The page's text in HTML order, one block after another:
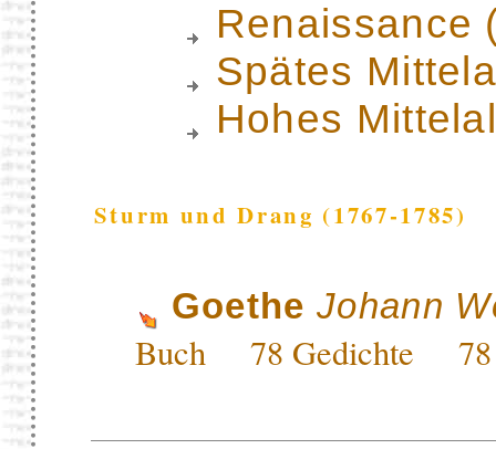
Renaissance
Spätes
Hohes
Sturm und Drang (1767-1785)
Goethe Johann
Buch 78 Gedichte